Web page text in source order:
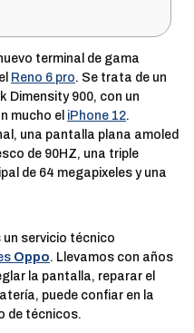
terminal de gama
Reno 6 pro. Se trata de un
Dimensity 900, con un
mucho el iPhone 12.
una pantalla plana amoled
de 90HZ, una triple
de 64 megapixeles y una
un servicio técnico
Oppo. Llevamos con años
la pantalla, reparar el
puede confiar en la
de técnicos.